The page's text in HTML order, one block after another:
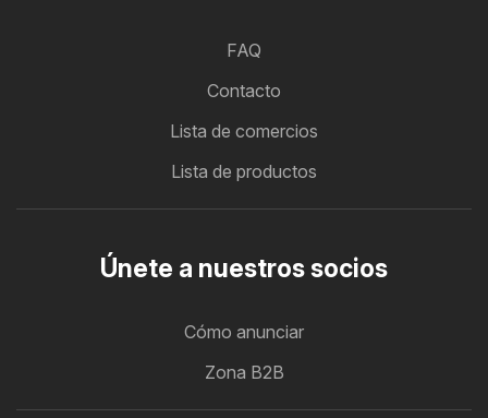
FAQ
Contacto
Lista de comercios
Lista de productos
Únete a nuestros socios
Cómo anunciar
Zona B2B